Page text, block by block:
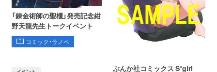
「錬金術師の聖櫃」発売記念紺
野天龍先生トークイベント
コミック・ラノベ
ぶんか社コミックス S*girl